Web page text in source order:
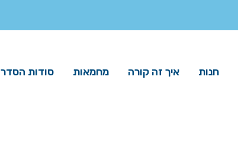
חנות איך זה קורה מחמאות סודות הסדר